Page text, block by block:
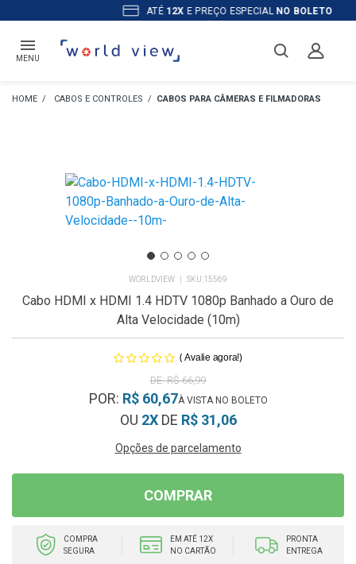
12XE PREÇO ESPECIAL NO BOLETO
MENU
CABOS E CONTROLES CABOS PARA CÂMERAS E FILMADORAS
WORLDVIEW 15569
Cabo HDMI x HDMI 1.4 HDTV 1080p Banhado a Ouro de
Alta Velocidade (10m)
(Avalie agora!)
R$ 66,99
POR: R$ 60,67
OU 2XDE R$ 31,06
Opções de parcelamento
COMPRAR
COMPRA
SEGURA
EM ATÉ 12X
NO CARTÃO
PRONTA
ENTREGA